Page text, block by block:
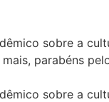
sobre a
parabéns
sobre a